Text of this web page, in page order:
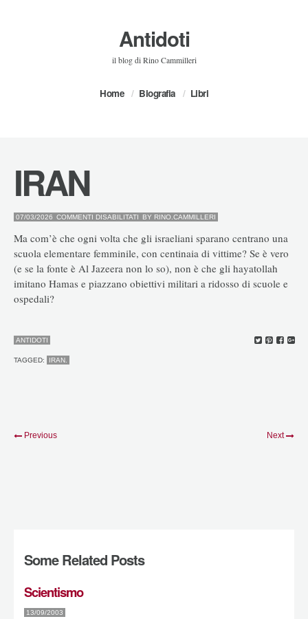
Antidoti
il blog di Rino Cammilleri
Home Biografia Libri
IRAN
07/03/2026 COMMENTI DISABILITATI SU
BY RINO.CAMMILLERI
Ma com’è che ogni volta che gli israeliani sparano centrano una
scuola elementare femminile, con centinaia di vittime? Se è vero
(e se la fonte è Al Jazeera non lo so), non è che gli hayatollah
imitano Hamas e piazzano obiettivi militari a ridosso di scuole e
ospedali?
ANTIDOTI
TAGGED: IRAN.
Previous Next
Some Related Posts
Scientismo
13/09/2003